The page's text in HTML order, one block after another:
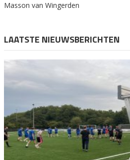
Masson van Wingerden
LAATSTE NIEUWSBERICHTEN